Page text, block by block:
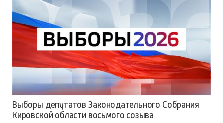
Выборы депутатов Законодательного Собрания
Кировской области восьмого созыва